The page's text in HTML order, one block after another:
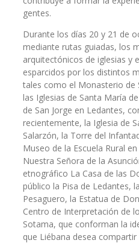
gentes.
Durante los días 20 y 21 de
mediante rutas guiadas, los
arquitectónicos de iglesias y
esparcidos por los distintos
tales como el Monasterio de
las Iglesias de Santa María
de San Jorge en Ledantes,
recientemente, la Iglesia de
Salarzón, la Torre del
Museo de la Escuela Rural
Nuestra Señora de la
etnográfico La Casa de las
público la Pisa de Ledantes,
Pesaguero, la Estatua de
Centro de Interpretación de
Sotama, que conforman la
que Liébana desea compartir